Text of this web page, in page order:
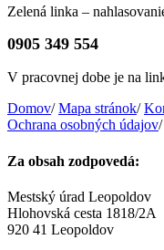
Zelená linka –
0905 349 554
V pracovnej dobe je na
Domov/ Mapa stránok/
Ochrana osobných údajov/
Za obsah zodpovedá:
Mestský úrad Leopoldov
Hlohovská cesta 1818/2A
920 41 Leopoldov